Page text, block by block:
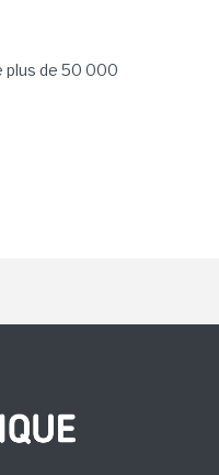
plus de 50 000